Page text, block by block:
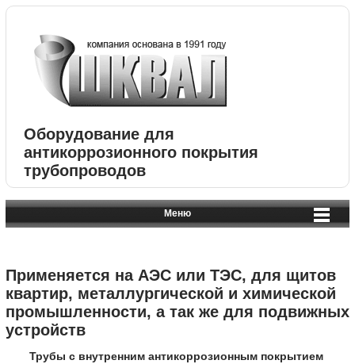
Оборудование для
антикоррозионного покрытия
трубопроводов
Меню
Применяется на АЭС или ТЭС, для щитов
квартир, металлургической и химической
промышленности, а так же для подвижных
устройств
Трубы с внутренним антикоррозионным покрытием